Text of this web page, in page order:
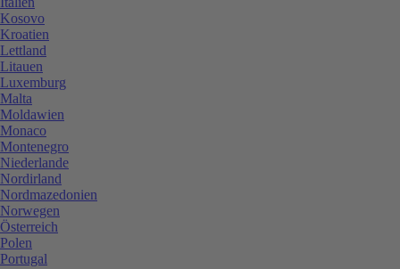
Kosovo
Kroatien
Lettland
Litauen
Luxemburg
Malta
Moldawien
Monaco
Montenegro
Niederlande
Nordirland
Nordmazedonien
Norwegen
Österreich
Polen
Portugal